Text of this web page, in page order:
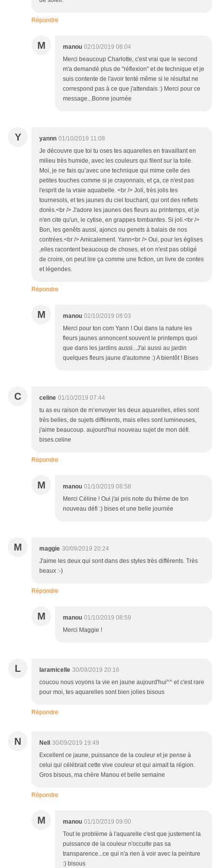
Répondre
M manou 02/10/2019 08:04
Merci beaucoup Charlotte, c'est vrai que le second
m'a demandé plus de "réflexion" et de technique et je
suis contente de l'avoir tenté même si le résultat ne
correspond pas à ce que j'attendais :) Merci pour ce
message...Bonne journée
Y yannn 01/10/2019 11:08
Je découvre que toi tu oses tes aquarelles en travaillant en
milieu très humide, avec les couleurs qui filent sur la toile.
Moi, je ne fais qu’avec une technique qui mime celle des
petites touches comme si je crayonnais, et ça, ce n'est pas
l'esprit de la vraie aquabelle. <br /> Joli, très jolis tes
tournesols, et tes jaunes du ciel touchant, qui ont des reflets
dorés.<br /> J'adore les jaunes des fleurs au printemps, et je
n'en cite qu'un, le cytise, en grappes tombantes. Si joli.<br />
Bon, les genêts aussi, ajoncs ou genets à balais de nos
contrées.<br /> Amicalement. Yann<br /> Oui, pour les églises
,elles racontent beaucoup de choses, et on n'est pas obligé
de croire, on peut lire ça comme une fiction, un livre de contes
et légendes.
Répondre
M manou 02/10/2019 08:03
Merci pour ton com Yann ! Oui dans la nature les
fleurs jaunes annoncent souvent le printemps quoi
que dans les jardins aussi...J'ai aussi au jardin
quelques fleurs jaune d'automne :) A bientôt ! Bises
C celine 01/10/2019 07:44
tu as eu raison de m’envoyer les deux aquarelles, elles sont
très belles, de sujets différents, mais elles sont lumineuses,
j'aime beaucoup. aujourd'hui nouveau sujet de mon défi.
bises.celine
Répondre
M manou 01/10/2019 08:58
Merci Céline ! Oui j'ai pris note du thème de ton
nouveau défi :) bises et une belle journée
M maggie 30/09/2019 20:24
J'aime les deux qui sont dans des styles très différents. Très
beaux :-)
Répondre
M manou 01/10/2019 08:59
Merci Maggie !
L laramicelle 30/09/2019 20:16
coucou nous voyons la vie en jaune aujourd'hui^^ et c'est rare
pour moi, tes aquarelles sont bien jolies bisous
Répondre
N Nell
30/09/2019 19:49
Excellent ce jaune, puissance de la couleur et je pense à
celui qui célébrait cette vive couleur et qui aimait ta région.
Gros bisous, ma chère Manou et belle semaine
Répondre
M manou 01/10/2019 09:00
Tout le problème à l'aquarelle c'est que justement la
puissance de la couleur n'occulte pas sa
transparence...ce qui n'a rien à voir avec la peinture
:) bisous